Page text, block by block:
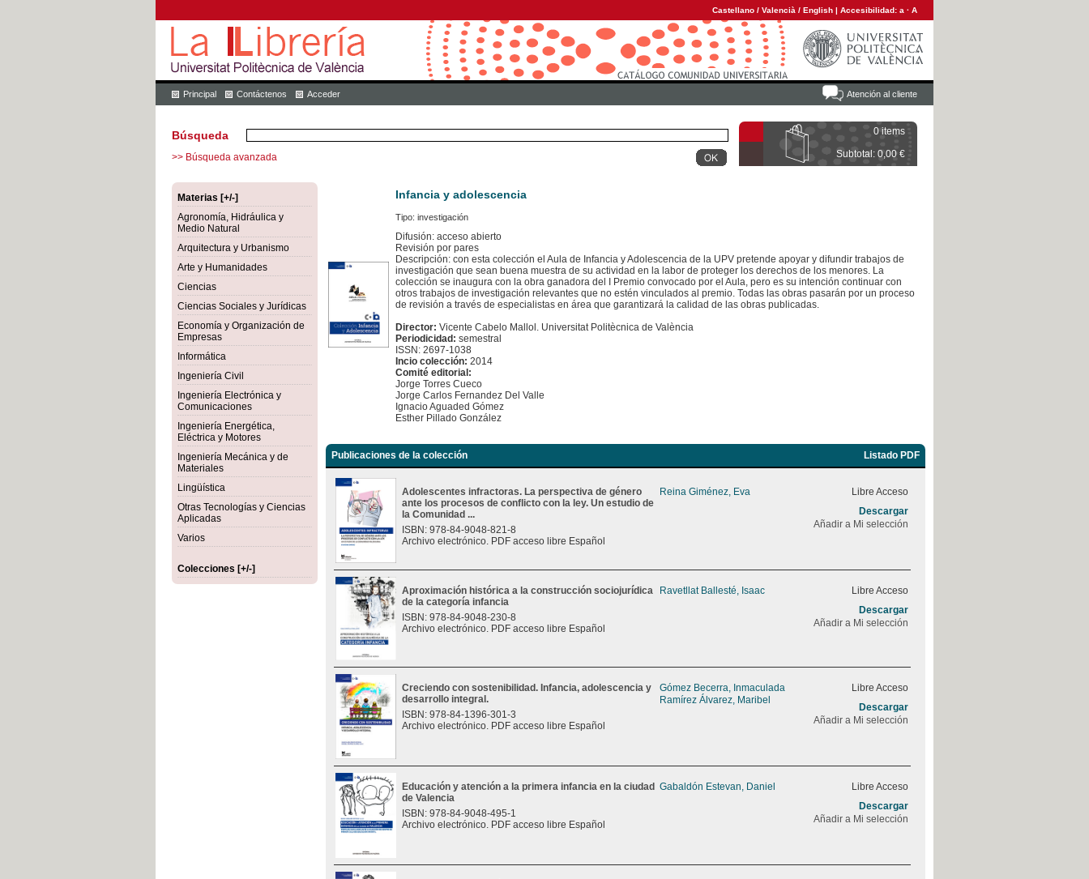
Castellano / Valencià / English | Accesibilidad: a · A
Atención al cliente
Principal Contáctenos Acceder
0 items
Subtotal: 0,00 €
Búsqueda
>> Búsqueda avanzada
Materias [+/-]
Agronomía, Hidráulica y
Medio Natural
Arquitectura y Urbanismo
Arte y Humanidades
Ciencias
Ciencias Sociales y Jurídicas
Economía y Organización de
Empresas
Informática
Ingeniería Civil
Ingeniería Electrónica y
Comunicaciones
Ingeniería Energética,
Eléctrica y Motores
Ingeniería Mecánica y de
Materiales
Lingüística
Otras Tecnologías y Ciencias
Aplicadas
Varios
Colecciones [+/-]
Infancia y adolescencia
Tipo: investigación
Difusión: acceso abierto
Revisión por pares
Descripción: con esta colección el Aula de Infancia y Adolescencia de la UPV pretende apoyar y difundir trabajos de
investigación que sean buena muestra de su actividad en la labor de proteger los derechos de los menores. La
colección se inaugura con la obra ganadora del I Premio convocado por el Aula, pero es su intención continuar con
otros trabajos de investigación relevantes que no estén vinculados al premio. Todas las obras pasarán por un proceso
de revisión a través de especialistas en área que garantizará la calidad de las obras publicadas.
Director: Vicente Cabelo Mallol. Universitat Politècnica de València
Periodicidad: semestral
ISSN: 2697-1038
Incio colección: 2014
Comité editorial:
Jorge Torres Cueco
Jorge Carlos Fernandez Del Valle
Ignacio Aguaded Gómez
Esther Pillado González
Publicaciones de la colección Listado PDF
Adolescentes infractoras. La perspectiva de género
ante los procesos de conflicto con la ley. Un estudio de
la Comunidad ...
ISBN: 978-84-9048-821-8
Archivo electrónico. PDF acceso libre Español
Reina Giménez, Eva
Libre Acceso
Descargar
Añadir a Mi selección
Aproximación histórica a la construcción sociojurídica
de la categoría infancia
ISBN: 978-84-9048-230-8
Archivo electrónico. PDF acceso libre Español
Ravetllat Ballesté, Isaac
Libre Acceso
Descargar
Añadir a Mi selección
Creciendo con sostenibilidad. Infancia, adolescencia y
desarrollo integral.
ISBN: 978-84-1396-301-3
Archivo electrónico. PDF acceso libre Español
Gómez Becerra, Inmaculada
Ramírez Álvarez, Maribel
Libre Acceso
Descargar
Añadir a Mi selección
Educación y atención a la primera infancia en la ciudad
de Valencia
ISBN: 978-84-9048-495-1
Archivo electrónico. PDF acceso libre Español
Gabaldón Estevan, Daniel
Libre Acceso
Descargar
Añadir a Mi selección